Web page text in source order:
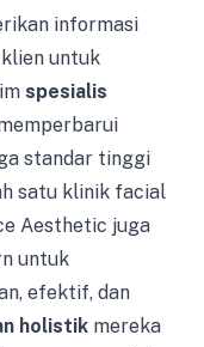
informasi
untuk
spesialis
standar tinggi
satu klinik facial
Aesthetic juga
untuk
efektif, dan
holistik mereka